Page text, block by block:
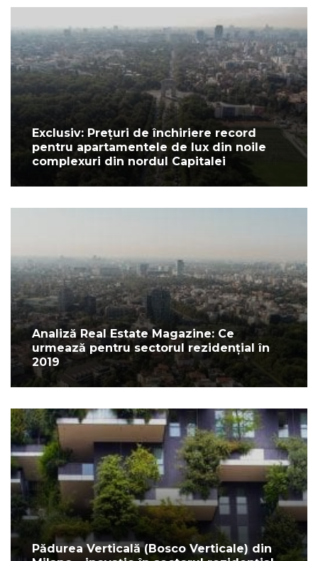
Exclusiv: Prețuri de închiriere record
pentru apartamentele de lux din noile
complexuri din nordul Capitalei
Analiză Real Estate Magazine: Ce
urmează pentru sectorul rezidențial în
2019
Pădurea Verticală (Bosco Verticale) din